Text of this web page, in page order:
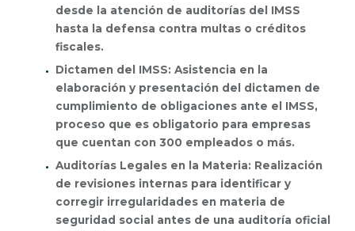
desde la atención de auditorías del IMSS
hasta la defensa contra multas o créditos
fiscales.
Dictamen del IMSS: Asistencia en la
elaboración y presentación del dictamen de
cumplimiento de obligaciones ante el IMSS,
proceso que es obligatorio para empresas
que cuentan con 300 empleados o más.
Auditorías Legales en la Materia: Realización
de revisiones internas para identificar y
corregir irregularidades en materia de
seguridad social antes de una auditoría oficial